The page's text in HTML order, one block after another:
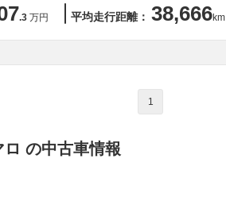
.3 万円 平均走行距離： 38,666km
1
の中古車情報